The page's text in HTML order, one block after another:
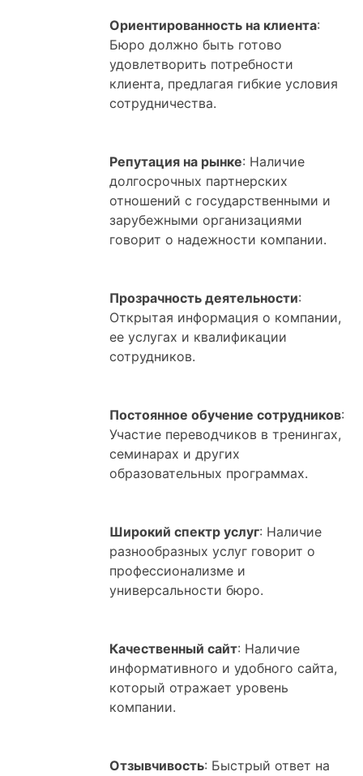
Ориентированность на клиента:
Бюро должно быть готово
удовлетворить потребности
клиента, предлагая гибкие условия
сотрудничества.
Репутация на рынке: Наличие
долгосрочных партнерских
отношений с государственными и
зарубежными организациями
говорит о надежности компании.
Прозрачность деятельности:
Открытая информация о компании,
ее услугах и квалификации
сотрудников.
Постоянное обучение сотрудников:
Участие переводчиков в тренингах,
семинарах и других
образовательных программах.
Широкий спектр услуг: Наличие
разнообразных услуг говорит о
профессионализме и
универсальности бюро.
Качественный сайт: Наличие
информативного и удобного сайта,
который отражает уровень
компании.
Отзывчивость: Быстрый ответ на